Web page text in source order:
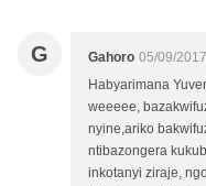
G Gahoro 05/09/
Habyarimana
weeeee,
nyine,ariko
ntibazongera
inkotanyi ziraje,